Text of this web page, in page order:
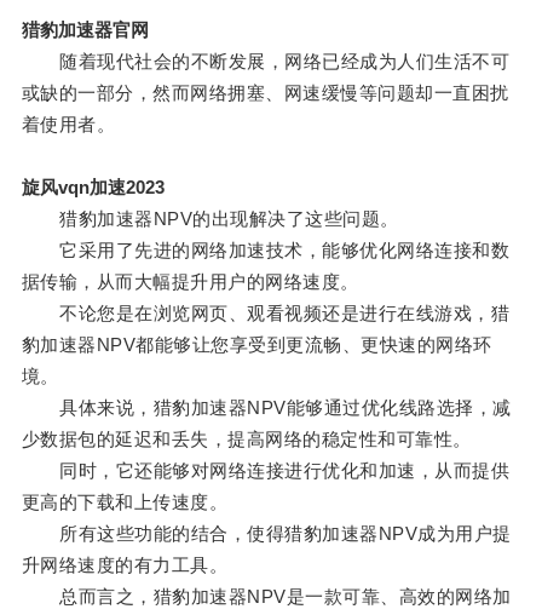
猎豹加速器官网
随着现代社会的不断发展，网络已经成为人们生活不可
或缺的一部分，然而网络拥塞、网速缓慢等问题却一直困扰
着使用者。
旋风vqn加速2023
猎豹加速器NPV的出现解决了这些问题。
它采用了先进的网络加速技术，能够优化网络连接和数
据传输，从而大幅提升用户的网络速度。
不论您是在浏览网页、观看视频还是进行在线游戏，猎
豹加速器NPV都能够让您享受到更流畅、更快速的网络环
境。
具体来说，猎豹加速器NPV能够通过优化线路选择，减
少数据包的延迟和丢失，提高网络的稳定性和可靠性。
同时，它还能够对网络连接进行优化和加速，从而提供
更高的下载和上传速度。
所有这些功能的结合，使得猎豹加速器NPV成为用户提
升网络速度的有力工具。
总而言之，猎豹加速器NPV是一款可靠、高效的网络加